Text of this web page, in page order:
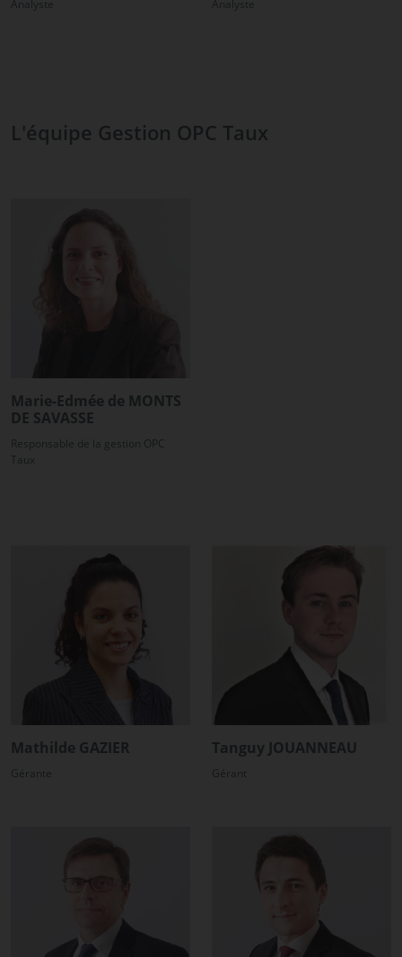
Analyste Analyste
L'équipe Gestion OPC Taux
Marie-Edmée de MONTS
DE SAVASSE
Responsable de la gestion OPC
Taux
Mathilde GAZIER
Gérante
Tanguy JOUANNEAU
Gérant